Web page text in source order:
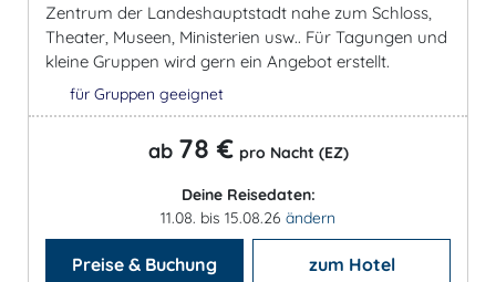
Zentrum der Landeshauptstadt nahe zum Schloss,
Theater, Museen, Ministerien usw.. Für Tagungen und
kleine Gruppen wird gern ein Angebot erstellt.
für Gruppen geeignet
ab 78 € pro Nacht (EZ)
Deine Reisedaten:
11.08. bis 15.08.26 ändern
Preise & Buchung zum Hotel